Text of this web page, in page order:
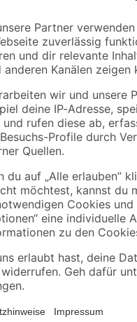
toom
Eckenpinsel 50
4,99€